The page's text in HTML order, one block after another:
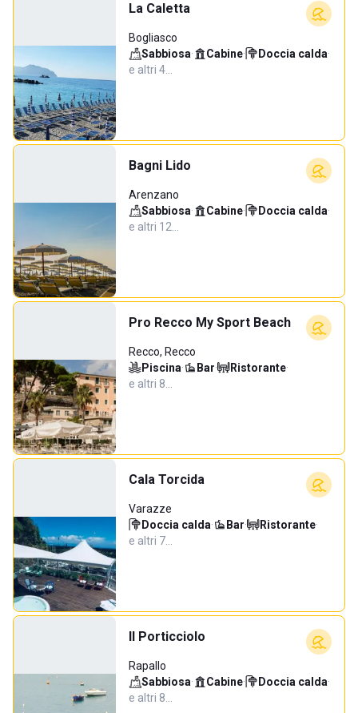
La Caletta
Bogliasco
Sabbiosa· Cabine· Doccia calda·
e altri 4…
Bagni Lido
Arenzano
Sabbiosa· Cabine· Doccia calda·
e altri 12…
Pro Recco My Sport Beach
Recco, Recco
Piscina· Bar· Ristorante·
e altri 8…
Cala Torcida
Varazze
Doccia calda· Bar· Ristorante·
e altri 7…
Il Porticciolo
Rapallo
Sabbiosa· Cabine· Doccia calda·
e altri 8…